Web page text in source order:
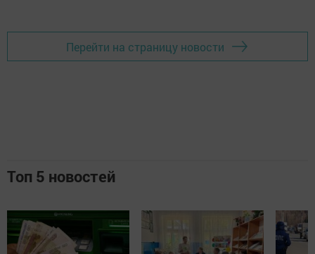
Перейти на страницу новости
Топ 5 новостей